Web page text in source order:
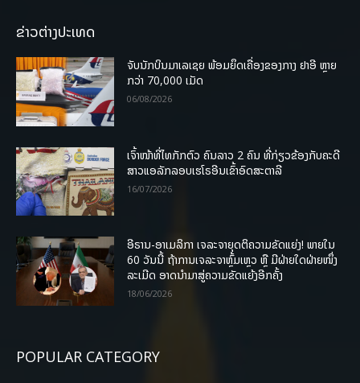
ຂ່າວຕ່າງປະເທດ
ຈັບນັກບິນມາເລເຊຍ ພ້ອມຍຶດເຄື່ອງຂອງກາງ ຢາອີ ຫຼາຍ
ກວ່າ 70,000 ເມັດ
06/08/2026
ເຈົ້າໜ້າທີ່ໄທກັກຕົວ ຄົນລາວ 2 ຄົນ ທີ່ກ່ຽວຂ້ອງກັບຄະດີ
ສາວແອລັກລອບເຮໂຣອີນເຂົ້າອົດສະຕາລີ
16/07/2026
ອີຣານ-ອາເມລິກາ ເຈລະຈາຍຸດຕິຄວາມຂັດແຍ່ງ! ພາຍໃນ
60 ວັນນີ້ ຖ້າການເຈລະຈາຫຼົ້ມເຫຼວ ຫຼື ມີຝ່າຍໃດຝ່າຍໜຶ່ງ
ລະເມີດ ອາດນໍາມາສູ່ຄວາມຂັດແຍ້ງອີກຄັ້ງ
18/06/2026
POPULAR CATEGORY